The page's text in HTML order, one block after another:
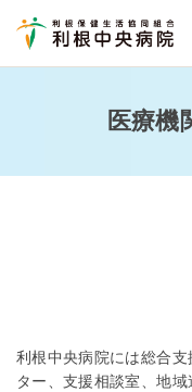
医療機
利根中央病院には総合
ター、支援相談室、地域